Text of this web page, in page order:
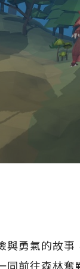
與勇氣的故
同前往森林